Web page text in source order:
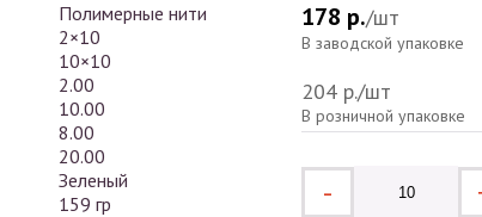
Полимерные нити
2×10
10×10
2.00
10.00
8.00
20.00
Зеленый
159 гр
178 р./шт
В заводской упаковке
204 р./шт
В розничной упаковке
-